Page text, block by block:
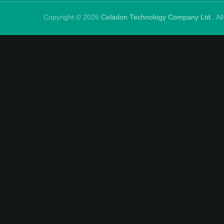
Copyright © 2026 Celadon Technology Company Ltd. .